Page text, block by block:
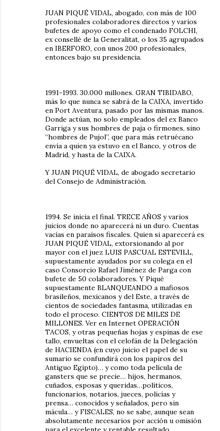
JUAN PIQUÉ VIDAL, abogado, con más de 100
profesionales colaboradores directos y varios
bufetes de apoyo como el condenado FOLCHI,
ex consellé de la Generalitat, o los 35 agrupados
en IBERFORO, con unos 200 profesionales,
entonces bajo su presidencia.
1991-1993. 30.000 millones. GRAN TIBIDABO,
más lo que nunca se sabrá de la CAIXA, invertido
en Port Aventura, pasado por las mismas manos.
Donde actúan, no solo empleados del ex Banco
Garriga y sus hombres de paja o firmones, sino
“hombres de Pujol”, que para más retruécano
envía a quien ya estuvo en el Banco, y otros de
Madrid, y hasta de la CAIXA.
Y JUAN PIQUÉ VIDAL, de abogado secretario
del Consejo de Administración.
1994. Se inicia el final. TRECE AÑOS y varios
juicios donde no aparecerá ni un duro. Cuentas
vacías en paraísos fiscales. Quien si aparecerá es
JUAN PIQUÉ VIDAL, extorsionando al por
mayor con el juez LUIS PASCUAL ESTEVILL,
supuestamente ayudados por su colega en el
caso Consorcio Rafael Jiménez de Parga con
bufete de 50 colaboradores. Y Piqué
supuestamente BLANQUEANDO a mafiosos
brasileños, mexicanos y del Este, a través de
cientos de sociedades fantasma, utilizadas en
todo el proceso. CIENTOS DE MILES DE
MILLONES. Ver en Internet OPERACIÓN
TACOS, y otras pequeñas hojas y espinas de ese
tallo, envueltas con el celofán de la Delegación
de HACIENDA (en cuyo juicio el papel de su
sumario se confundirá con los papiros del
Antiguo Egipto)… y como toda película de
gansters que se precie… hijos, hermanos,
cuñados, esposas y queridas…políticos,
funcionarios, notarios, jueces, policías y
prensa… conocidos y señalados, pero sin
mácula… y FISCALES, no se sabe, aunque sean
absolutamente necesarios por acción u omisión